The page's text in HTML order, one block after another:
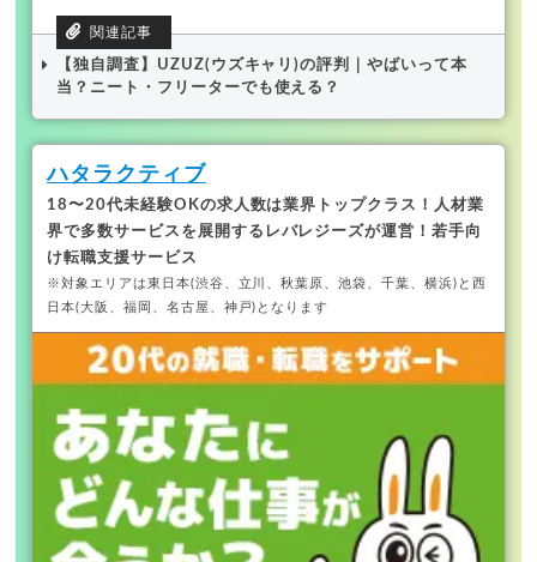
【独自調査】UZUZ(ウズキャリ)の評判｜やばいって本
当？ニート・フリーターでも使える？
ハタラクティブ
18〜20代未経験OKの求人数は業界トップクラス！ 人材業
界で多数サービスを展開するレバレジーズが運営！若手向
け転職支援サービス
※対象エリアは東日本(渋谷、立川、秋葉原、池袋、千葉、横浜)と西
日本(大阪、福岡、名古屋、神戸)となります